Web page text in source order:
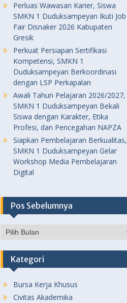
Perluas Wawasan Karier, Siswa
SMKN 1 Duduksampeyan Ikuti Job
Fair Disnaker 2026 Kabupaten
Gresik
Perkuat Persiapan Sertifikasi
Kompetensi, SMKN 1
Duduksampeyan Berkoordinasi
dengan LSP Perkapalan
Awali Tahun Pelajaran 2026/2027,
SMKN 1 Duduksampeyan Bekali
Siswa dengan Karakter, Etika
Profesi, dan Pencegahan NAPZA
Siapkan Pembelajaran Berkualitas,
SMKN 1 Duduksampeyan Gelar
Workshop Media Pembelajaran
Digital
Pos Sebelumnya
Pos
Kategori
Bursa Kerja Khusus
Civitas Akademika